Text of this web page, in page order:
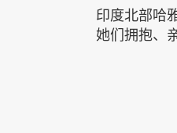
印度北部哈
她们拥抱、